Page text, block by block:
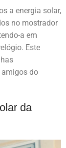
a energia solar,
no mostrador
a em
Este
do
da